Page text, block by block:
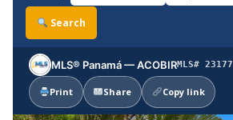
Search
MLS® Panamá — ACOBIRMLS# 23177
Print Share Copy link